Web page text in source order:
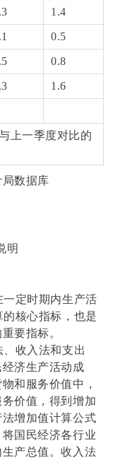
1.4
0.5
0.8
1.6
上一季度对比的
数据库
明
定时期内生产活
核心指标，也是
要指标。
收入法和支出
济生产活动成
和服务价值中，
价值，得到增加
增加值计算公式
国民经济各行业
产总值。收入法